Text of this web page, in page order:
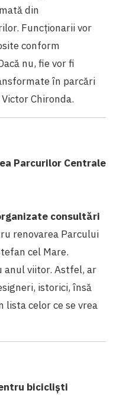
din
Funcționarii vor
conform
nu, fie vor fi
în parcări
Chironda.
Parcurilor Centrale
consultări
renovarea Parcului
cel Mare.
anul viitor. Astfel, ar
istorici, însă
celor ce se vrea
bicicliști